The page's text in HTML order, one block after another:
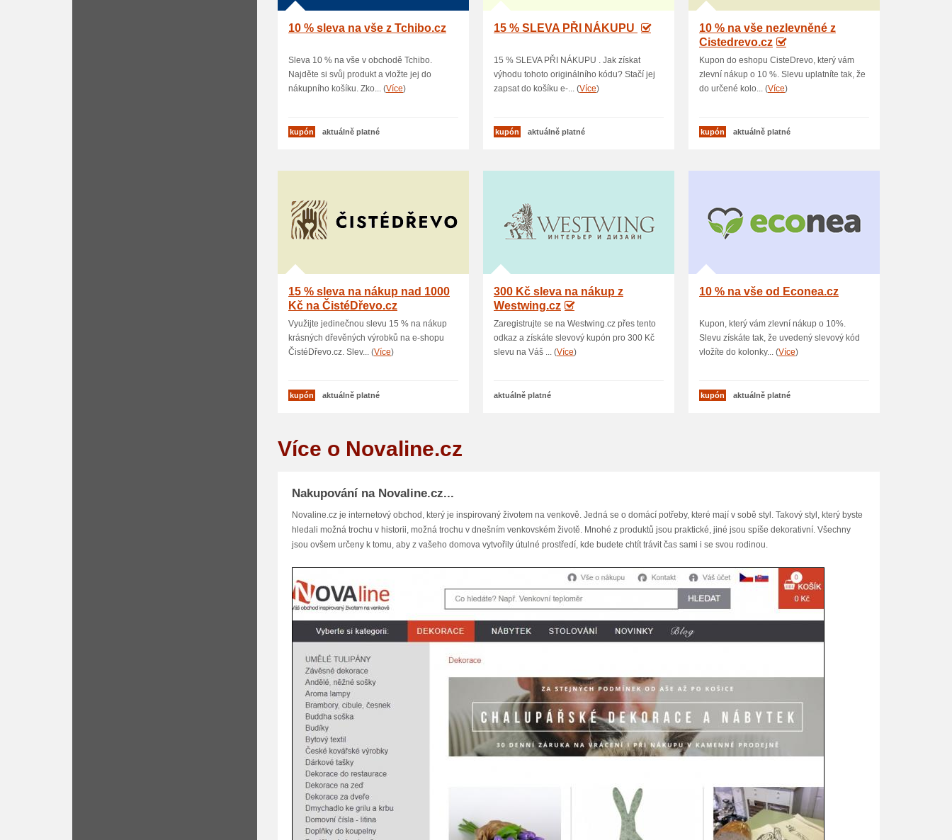
10 % sleva na vše z Tchibo.cz
Sleva 10 % na vše v obchodě Tchibo.
Najděte si svůj produkt a vložte jej do
nákupního košíku. Zko... (Více)
kupón aktuálně platné
15 % SLEVA PŘI NÁKUPU
15 % SLEVA PŘI NÁKUPU . Jak získat
výhodu tohoto originálního kódu? Stačí jej
zapsat do košíku e-... (Více)
kupón aktuálně platné
10 % na vše nezlevněné z
Cistedrevo.cz
Kupon do eshopu CisteDrevo, který vám
zlevní nákup o 10 %. Slevu uplatníte tak, že
do určené kolo... (Více)
kupón aktuálně platné
15 % sleva na nákup nad 1000
Kč na ČistéDřevo.cz
Využijte jedinečnou slevu 15 % na nákup
krásných dřevěných výrobků na e-shopu
ČistéDřevo.cz. Slev... (Více)
kupón aktuálně platné
300 Kč sleva na nákup z
Westwing.cz
Zaregistrujte se na Westwing.cz přes tento
odkaz a získáte slevový kupón pro 300 Kč
slevu na Váš ... (Více)
aktuálně platné
10 % na vše od Econea.cz
Kupon, který vám zlevní nákup o 10%.
Slevu získáte tak, že uvedený slevový kód
vložíte do kolonky... (Více)
kupón aktuálně platné
Více o Novaline.cz
Nakupování na Novaline.cz...
Novaline.cz je internetový obchod, který je inspirovaný životem na venkově. Jedná se o domácí potřeby, které mají v sobě styl. Takový styl, který byste
hledali možná trochu v historii, možná trochu v dnešním venkovském životě. Mnohé z produktů jsou praktické, jiné jsou spíše dekorativní. Všechny
jsou ovšem určeny k tomu, aby z vašeho domova vytvořily útulné prostředí, kde budete chtít trávit čas sami i se svou rodinou.